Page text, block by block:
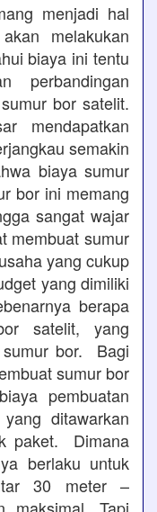
menjadi hal
melakukan
biaya ini tentu
perbandingan
bor satelit.
mendapatkan
semakin
biaya sumur
bor ini memang
sangat wajar
membuat sumur
yang cukup
yang dimiliki
berapa
satelit, yang
bor. Bagi
sumur bor
pembuatan
ditawarkan
paket. Dimana
berlaku untuk
30 meter –